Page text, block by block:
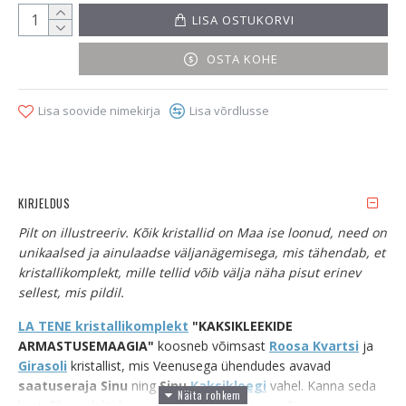
LISA OSTUKORVI
OSTA KOHE
Lisa soovide nimekirja Lisa võrdlusse
KIRJELDUS
Pilt on illustreeriv. Kõik kristallid on Maa ise loonud, need on
unikaalsed ja ainulaadse väljanägemisega, mis tähendab, et
kristallikomplekt, mille tellid võib välja näha pisut erinev
sellest, mis pildil.
LA TENE kristallikomplekt "KAKSIKLEEKIDE
ARMASTUSEMAAGIA" koosneb võimsast Roosa Kvartsi ja
Girasoli kristallist, mis Veenusega ühendudes avavad
saatuseraja Sinu ningSinuKaksikleegi vahel. Kanna seda